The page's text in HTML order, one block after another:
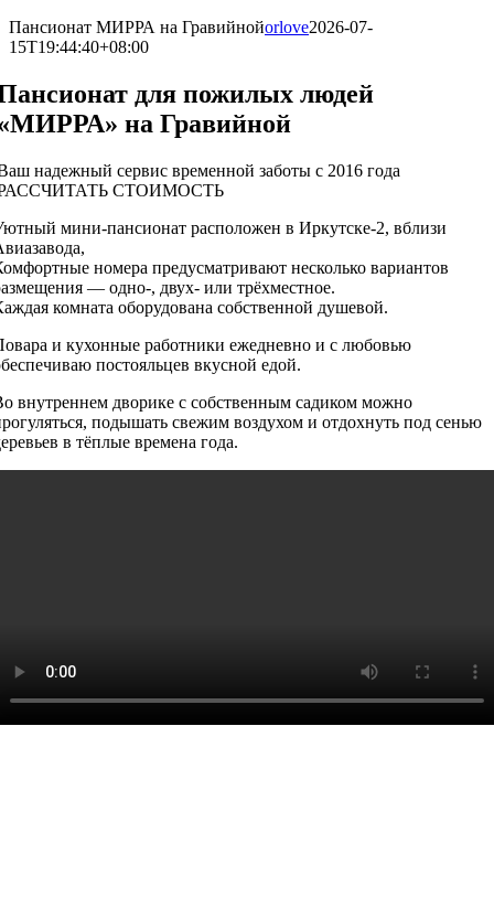
Пансионат МИРРА на Гравийнойorlove2026-07-
15T19:44:40+08:00
для пожилых людей
на Гравийной
надежный сервис временной заботы с 2016 года
СТОИМОСТЬ
мини-пансионат расположен в Иркутске-2, вблизи
номера предусматривают несколько вариантов
— одно-, двух- или трёхместное.
комната оборудована собственной душевой.
и кухонные работники ежедневно и с любовью
постояльцев вкусной едой.
внутреннем дворике с собственным садиком можно
подышать свежим воздухом и отдохнуть под сенью
в тёплые времена года.